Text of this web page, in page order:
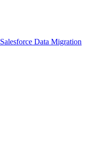
Salesforce Data Migration